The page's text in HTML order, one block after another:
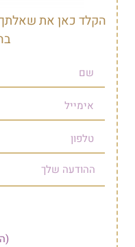
הקלד כאן את שאלתך